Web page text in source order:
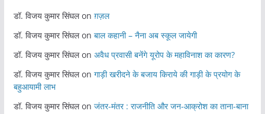
डॉ. विजय कुमार सिंघलon ग़ज़ल
डॉ. विजय कुमार सिंघलon बाल कहानी – नैना अब स्कूल जायेगी
डॉ. विजय कुमार सिंघलon अवैध प्रवासी बनेंगे यूरोप के महाविनाश का कारण?
डॉ. विजय कुमार सिंघलon गाड़ी खरीदने के बजाय किराये की गाड़ी के प्रयोग के
बहुआयामी लाभ
डॉ. विजय कुमार सिंघलon जंतर-मंतर : राजनीति और जन-आक्रोश का ताना-बाना